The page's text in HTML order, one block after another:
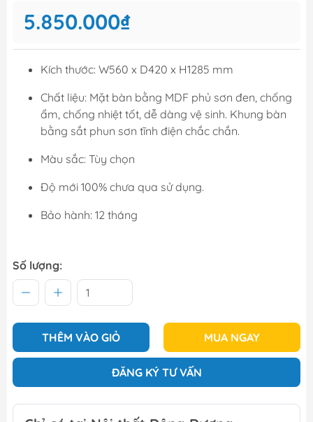
5.850.000₫
Kích thước: W560 x D420 x H1285 mm
Chất liệu: Mặt bàn bằng MDF phủ sơn đen, chống
ẩm, chống nhiệt tốt, dễ dàng vệ sinh. Khung bàn
bằng sắt phun sơn tĩnh điện chắc chắn.
Màu sắc: Tùy chọn
Độ mới 100% chưa qua sử dụng.
Bảo hành: 12 tháng
Số lượng:
THÊM VÀO GIỎ MUA NGAY
ĐĂNG KÝ TƯ VẤN